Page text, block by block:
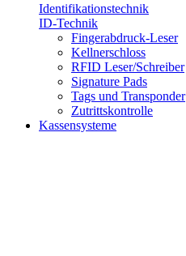
Identifikationstechnik
ID-Technik
Fingerabdruck-Leser
Kellnerschloss
RFID Leser/Schreiber
Signature Pads
Tags und Transponder
Zutrittskontrolle
Kassensysteme